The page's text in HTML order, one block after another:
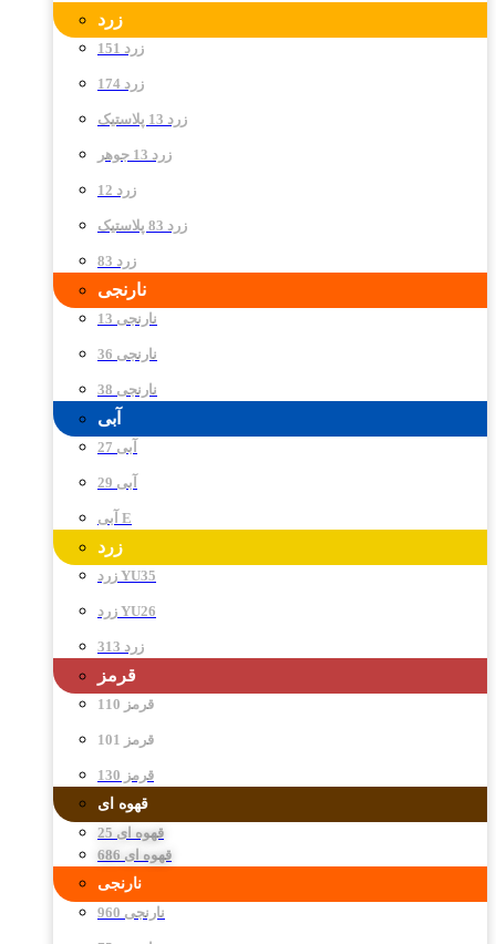
زرد
زرد 151
زرد 174
زرد 13 پلاستیک
زرد 13 جوهر
زرد 12
زرد 83 پلاستیک
زرد 83
نارنجی
نارنجی 13
نارنجی 36
نارنجی 38
آبی
آبی 27
آبی 29
آبی E
زرد
زرد YU35
زرد YU26
زرد 313
قرمز
قرمز 110
قرمز 101
قرمز 130
قهوه ای
قهوه ای 25
قهوه ای 686
نارنجی
نارنجی 960